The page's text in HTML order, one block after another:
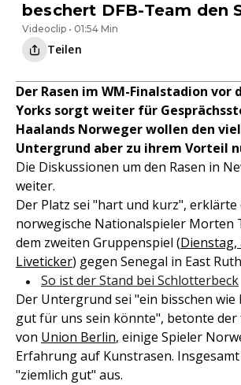
beschert DFB-Team den
Videoclip • 01:54 Min
Teilen
Der Rasen im WM-Finalstadion vor
Yorks sorgt weiter für
Haalands Norweger wollen den
Untergrund aber zu ihrem Vorteil
Die Diskussionen um den Rasen in
weiter.
Der Platz sei "hart und kurz", erklärte
norwegische Nationalspieler Morten
dem zweiten Gruppenspiel (Dienstag,
Liveticker) gegen Senegal in East
So ist der Stand bei Schlotterbeck
Der Untergrund sei "ein bisschen wie
gut für uns sein könnte", betonte
von Union Berlin, einige Spieler
Erfahrung auf Kunstrasen.
"ziemlich gut" aus.